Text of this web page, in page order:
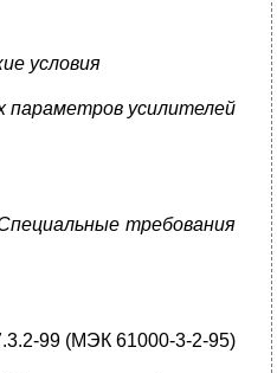
условия
параметров усилителей
требования
99 (МЭК 61000-3-2-95)